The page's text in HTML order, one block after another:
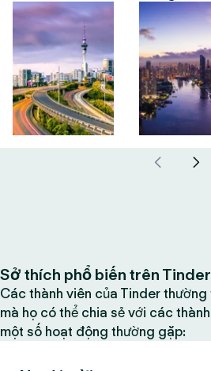
Sở thích phổ biến trên Tinder
Các thành viên của Tinder
mà họ có thể chia sẻ với các
một số hoạt động thường gặp: